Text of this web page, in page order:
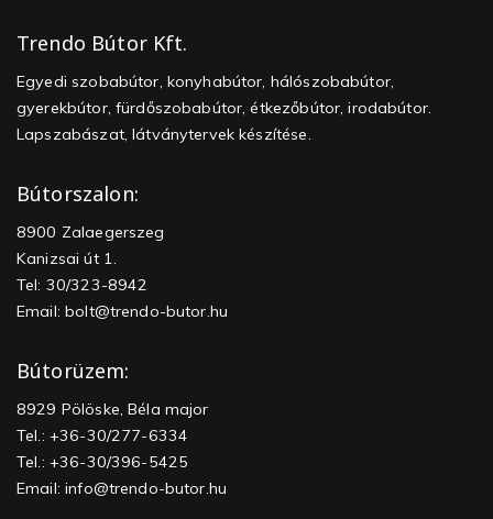
Trendo Bútor Kft.
Egyedi szobabútor, konyhabútor, hálószobabútor,
gyerekbútor, fürdőszobabútor, étkezőbútor, irodabútor.
Lapszabászat, látványtervek készítése.
Bútorszalon:
8900 Zalaegerszeg
Kanizsai út 1.
Tel: 30/323-8942
Email:bolt@trendo-butor.hu
Bútorüzem:
8929 Pölöske, Béla major
Tel.: +36-30/277-6334
Tel.: +36-30/396-5425
Email:info@trendo-butor.hu